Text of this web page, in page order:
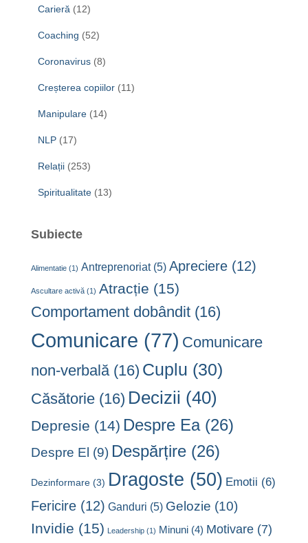
Carieră (12)
Coaching (52)
Coronavirus (8)
Creșterea copiilor (11)
Manipulare (14)
NLP (17)
Relații (253)
Spiritualitate (13)
Subiecte
Alimentatie (1) Antreprenoriat(5) Apreciere (12)
Ascultare activă (1) Atracție (15)
Comportament dobândit (16)
Comunicare (77) Comunicare
non-verbală (16) Cuplu (30)
Căsătorie (16) Decizii (40)
Depresie (14) Despre Ea(26)
Despre El (9) Despărțire (26)
Dezinformare (3) Dragoste (50) Emotii (6)
Fericire (12) Ganduri (5) Gelozie (10)
Invidie (15) Leadership (1) Minuni (4) Motivare (7)